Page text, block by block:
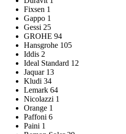
Fixsen 1
Gappo 1
Gessi 25
GROHE 94
Hansgrohe 105
Iddis 2
Ideal Standard 12
Jaquar 13
Kludi 34
Lemark 64
Nicolazzi 1
Orange 1
Paffoni 6
Paini 1